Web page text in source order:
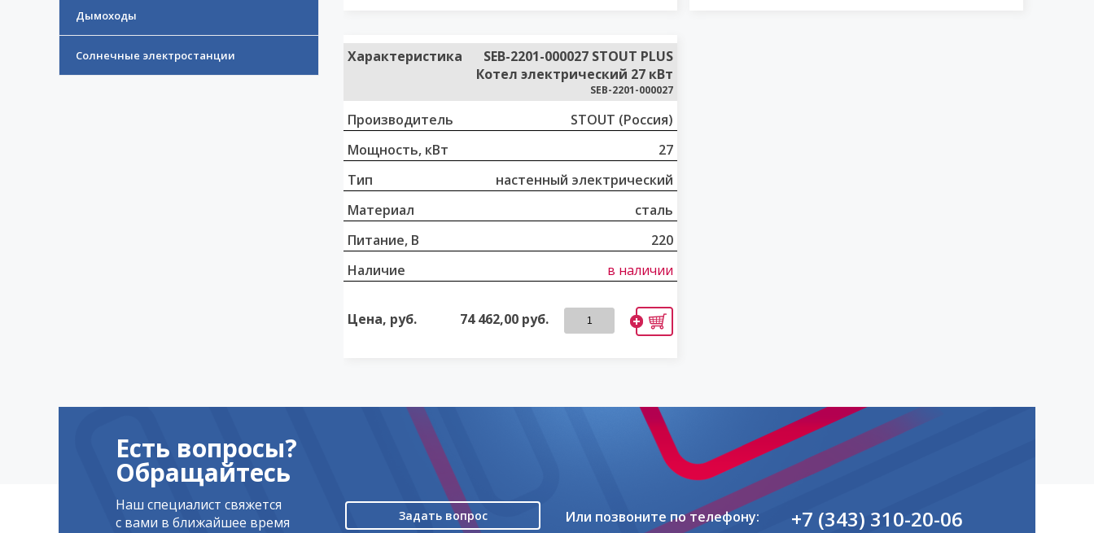
Дымоходы
Солнечные электростанции Характеристика
SEB-2201-000027 STOUT PLUS
Котел электрический 27 кВт
SEB-2201-000027
Производитель
STOUT (Россия)
Мощность, кВт
27
Тип
настенный электрический
Материал
сталь
Питание, В
220
Наличие
в наличии
Цена, руб. 74 462,00 руб.
Есть вопросы?
Обращайтесь
Наш специалист свяжется
с вами в ближайшее время
Задать вопрос Или позвоните по телефону: +7 (343) 310-20-06